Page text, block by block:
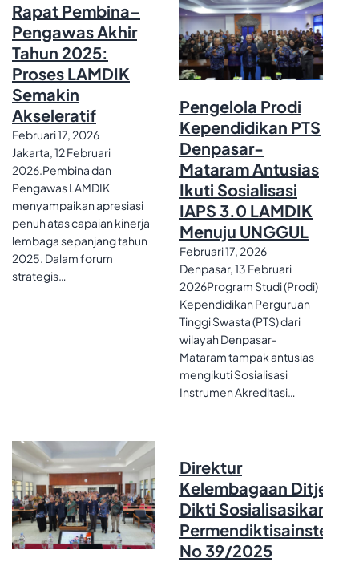
Rapat Pembina–
Pengawas Akhir
Tahun 2025:
Proses LAMDIK
Semakin
Akseleratif
Februari 17, 2026
Jakarta, 12 Februari
2026.Pembina dan
Pengawas LAMDIK
menyampaikan apresiasi
penuh atas capaian kinerja
lembaga sepanjang tahun
2025. Dalam forum
strategis…
Pengelola Prodi
Kependidikan PTS
Denpasar-
Mataram Antusias
Ikuti Sosialisasi
IAPS 3.0 LAMDIK
Menuju UNGGUL
Februari 17, 2026
Denpasar, 13 Februari
2026Program Studi (Prodi)
Kependidikan Perguruan
Tinggi Swasta (PTS) dari
wilayah Denpasar-
Mataram tampak antusias
mengikuti Sosialisasi
Instrumen Akreditasi…
Direktur
Kelembagaan Ditjen
Dikti Sosialisasikan
Permendiktisainstek
No 39/2025